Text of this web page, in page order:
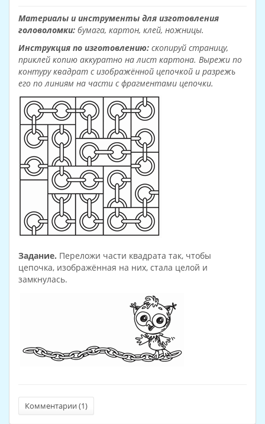
Материалы и инструменты для изготовления
головоломки: бумага, картон, клей, ножницы.
Инструкция по изготовлению: скопируй страницу,
приклей копию аккуратно на лист картона. Вырежи по
контуру квадрат с изображённой цепочкой и разрежь
его по линиям на части с фрагментами цепочки.
Задание. Переложи части квадрата так, чтобы
цепочка, изображённая на них, стала целой и
замкнулась.
Комментарии (1)